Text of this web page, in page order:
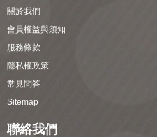
關於我們
會員權益與須知
服務條款
隱私權政策
常見問答
Sitemap
聯絡我們